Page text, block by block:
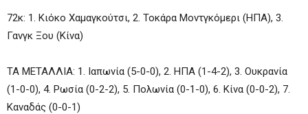
72κ: 1. Κιόκο Χαμαγκούτσι, 2. Τοκάρα Μοντγκόμερι (ΗΠΑ), 3.
Γανγκ Ξου (Κίνα)
ΤΑ ΜΕΤΑΛΛΙΑ: 1. Ιαπωνία (5-0-0), 2. ΗΠΑ (1-4-2), 3. Ουκρανία
(1-0-0), 4. Ρωσία (0-2-2), 5. Πολωνία (0-1-0), 6. Κίνα (0-0-2), 7.
Καναδάς (0-0-1)